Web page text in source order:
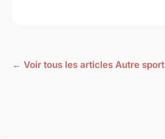
← Voir tous les articles Autre sport